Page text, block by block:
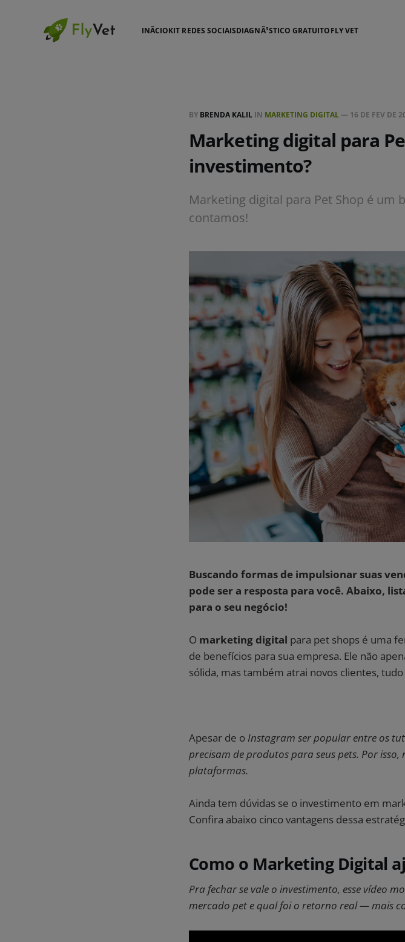
INÃ­CIOKIT REDES SOCIAISDIAGNÃ³STICO GRATUITOFLY VET
BY BRENDA KALIL IN MARKETING DIGITAL — 16 DE FEV DE
Marketing digital para
investimento?
Marketing digital para Pet Shop é um
contamos!
Buscando formas de impulsionar suas
pode ser a resposta para você. Abaixo,
para o seu negócio!
O marketing digital para pet shops é uma
de benefícios para sua empresa. Ele não
sólida, mas também atrai novos clientes,
Apesar de o Instagram ser popular entre os
precisam de produtos para seus pets. Por
plataformas.
Ainda tem dúvidas se o investimento em
Confira abaixo cinco vantagens dessa
Como o Marketing Digital
Pra fechar se vale o investimento, esse vídeo
mercado pet e qual foi o retorno real — mais